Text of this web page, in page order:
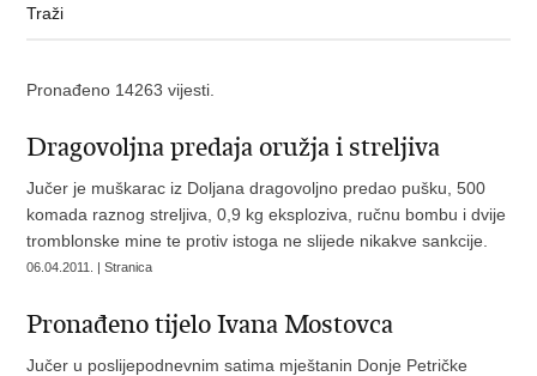
Pronađeno 14263 vijesti.
Dragovoljna predaja oružja i streljiva
Jučer je muškarac iz Doljana dragovoljno predao pušku, 500
komada raznog streljiva, 0,9 kg eksploziva, ručnu bombu i dvije
tromblonske mine te protiv istoga ne slijede nikakve sankcije.
06.04.2011. | Stranica
Pronađeno tijelo Ivana Mostovca
Jučer u poslijepodnevnim satima mještanin Donje Petričke